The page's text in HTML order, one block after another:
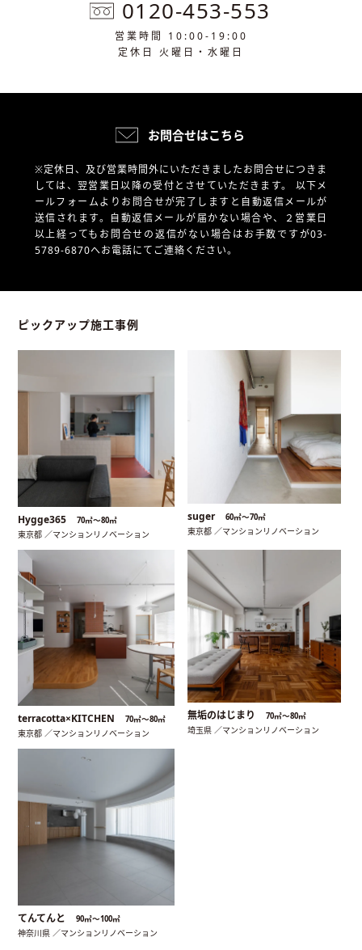
0120-453-553
営業時間 10:00-19:00
定休日 火曜日・水曜日
お問合せはこちら
※定休日、及び営業時間外にいただきましたお問合せにつきま
しては、翌営業日以降の受付とさせていただきます。 以下メ
ールフォームよりお問合せが完了しますと自動返信メールが
送信されます。自動返信メールが届かない場合や、
２営業日
以上経ってもお問合せの返信がない場合はお手数ですが03-
5789-6870へお電話にてご連絡ください。
ピックアップ施工事例
Hygge365 70㎡〜80㎡
東京都 ／マンションリノベーション
suger 60㎡〜70㎡
東京都 ／マンションリノベーション
terracotta×KITCHEN 70㎡〜80㎡
東京都 ／マンションリノベーション
無垢のはじまり 70㎡〜80㎡
埼玉県 ／マンションリノベーション
てんてんと 90㎡〜100㎡
神奈川県 ／マンションリノベーション